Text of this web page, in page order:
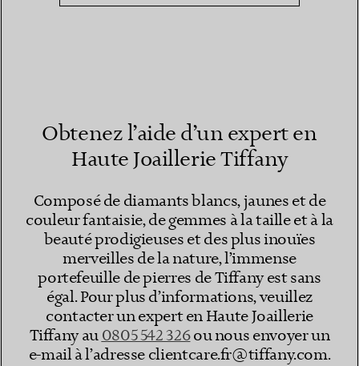
Obtenez l’aide d’un expert en
Haute Joaillerie Tiffany
Composé de diamants blancs, jaunes et de
couleur fantaisie, de gemmes à la taille et à la
beauté prodigieuses et des plus inouïes
merveilles de la nature, l’immense
portefeuille de pierres de Tiffany est sans
égal. Pour plus d’informations, veuillez
contacter un expert en Haute Joaillerie
Tiffany au 0805 542 326ou nous envoyer un
e-mail à l’adresse clientcare.fr@tiffany.com.